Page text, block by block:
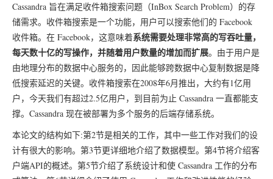
Cassandra 旨在满足收件箱搜索问题（InBox Search Problem）的存
储需求。收件箱搜索是一个功能，用户可以搜索他们的 Facebook
收件箱。在 Facebook，这意味着系统需要处理非常高的写吞吐量，
每天数十亿的写操作，并随着用户数量的增加而扩展。由于用户是
由地理分布的数据中心服务的，因此能够跨数据中心复制数据是降
低搜索延迟的关键。收件箱搜索在2008年6月推出，大约有1亿用
户，今天我们有超过2.5亿用户，到目前为止 Cassandra 一直都能支
撑。Cassandra 现在被部署为多个服务的后端存储系统。
本论文的结构如下:第2节是相关的工作，其中一些工作对我们的设
计有很大的影响。第3节更详细地介绍了数据模型。第4节将介绍客
户端API的概述。第5节介绍了系统设计和使 Cassandra 工作的分布